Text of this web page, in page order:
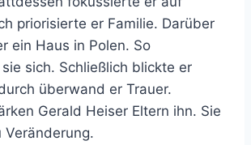
priorisierte er Familie. Darüber
ein Haus in Polen. So
sich. Schließlich blickte er
überwand er Trauer.
Gerald Heiser Eltern ihn. Sie
Veränderung.